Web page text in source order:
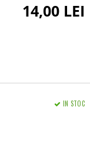
14,00 LEI
IN STOC